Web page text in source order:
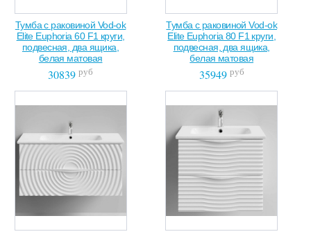
Тумба с раковиной Vod-ok
Elite Euphoria 60 F1 круги,
подвесная, два ящика,
белая матовая
30839 руб
Тумба с раковиной Vod-ok
Elite Euphoria 80 F1 круги,
подвесная, два ящика,
белая матовая
35949 руб